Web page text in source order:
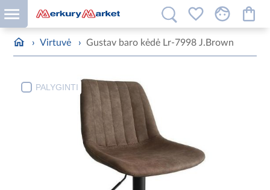
› Virtuvė › Gustav baro kėdė Lr-7998 J.Brown
PALYGINTI